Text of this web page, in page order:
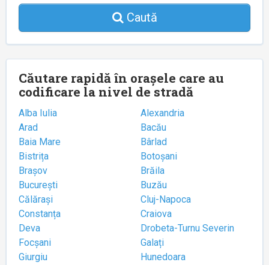
Caută
Căutare rapidă în orașele care au
codificare la nivel de stradă
Alba Iulia
Alexandria
Arad
Bacău
Baia Mare
Bârlad
Bistrița
Botoșani
Brașov
Brăila
București
Buzău
Călărași
Cluj-Napoca
Constanța
Craiova
Deva
Drobeta-Turnu Severin
Focșani
Galați
Giurgiu
Hunedoara